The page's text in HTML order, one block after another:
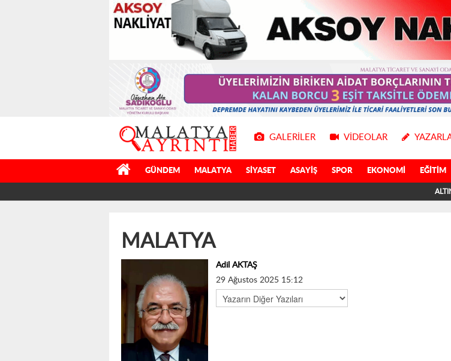
GALERILER VIDEOLAR
GÜNDEM MALATYA SIYASET ASAYIŞ SPOR EKONOMI EĞITIM
MALATYA
Adil AKTAŞ
29 Ağustos 2025 15:12